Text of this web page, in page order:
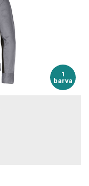
1
barva